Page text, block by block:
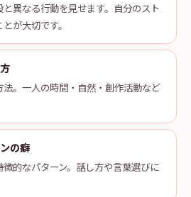
異なる行動を見せます。自分のスト
が大切です。
。一人の時間・自然・創作活動など
の癖
的なパターン。話し方や言葉選びに